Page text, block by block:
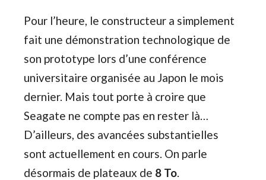
Pour l’heure, le constructeur a simplement
fait une démonstration technologique de
son prototype lors d’une conférence
universitaire organisée au Japon le mois
dernier. Mais tout porte à croire que
Seagate ne compte pas en rester là…
D’ailleurs, des avancées substantielles
sont actuellement en cours. On parle
désormais de plateaux de 8 To.